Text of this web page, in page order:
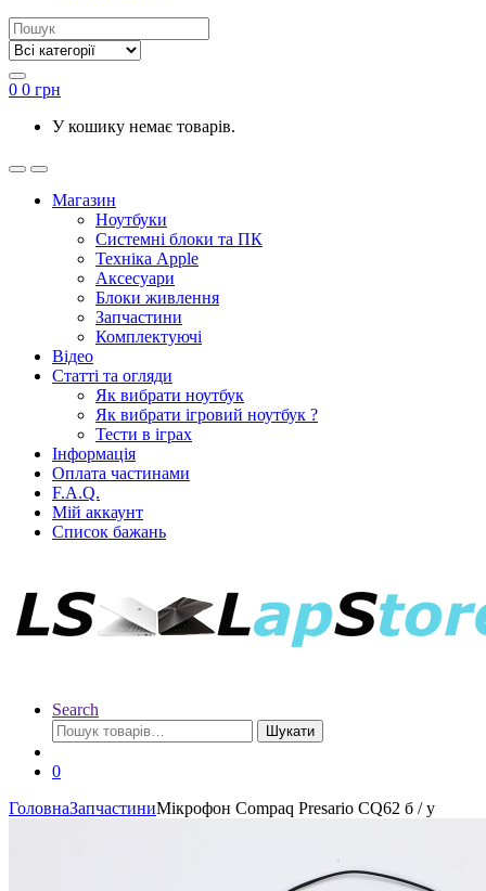
0 0 грн
У кошику немає товарів.
Магазин
Ноутбуки
Системні блоки та ПК
Техніка Apple
Аксесуари
Блоки живлення
Запчастини
Комплектуючі
Відео
Статті та огляди
Як вибрати ноутбук
Як вибрати ігровий ноутбук ?
Тести в іграх
Інформація
Оплата частинами
F.A.Q.
Мій аккаунт
Список бажань
Search
Шукати
0
ГоловнаЗапчастиниМікрофон Compaq Presario CQ62 б / у